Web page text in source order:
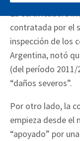
La certificadora
contratada por el
inspección de los
Argentina, notó
(del período
“daños severos”.
Por otro lado, la
empieza desde el
“apoyado” por